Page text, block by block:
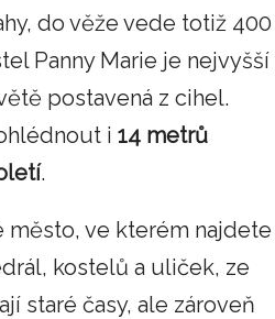
do věže vede totiž 400
Panny Marie je nejvyšší
postavená z cihel.
i 14 metrů
.
město, ve kterém najdete
kostelů a uliček, ze
staré časy, ale zároveň